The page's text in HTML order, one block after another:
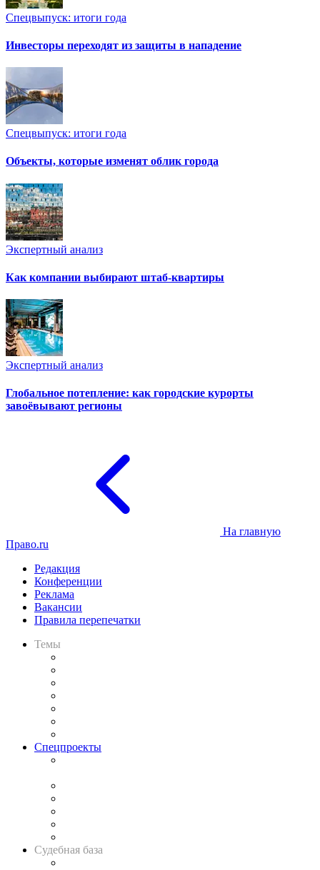
Спецвыпуск: итоги года
Инвесторы переходят из защиты в нападение
Спецвыпуск: итоги года
Объекты, которые изменят облик города
Экспертный анализ
Как компании выбирают штаб-квартиры
Экспертный анализ
Глобальное потепление: как городские курорты
завоёвывают регионы
На главную
Право.ru
Редакция
Конференции
Реклама
Вакансии
Правила перепечатки
Темы
Спецпроекты
Судебная база